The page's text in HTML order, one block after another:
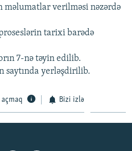
məlumatlar verilməsi nəzərdə
tarixi barədə
7-nə təyin edilib.
saytında yerləşdirilib.
Bizi izlə